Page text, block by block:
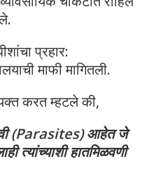
प्रहार:
माफी मागितली.
करत म्हटले की,
(Parasites) आहेत जे
त्यांच्याशी हातमिळवणी